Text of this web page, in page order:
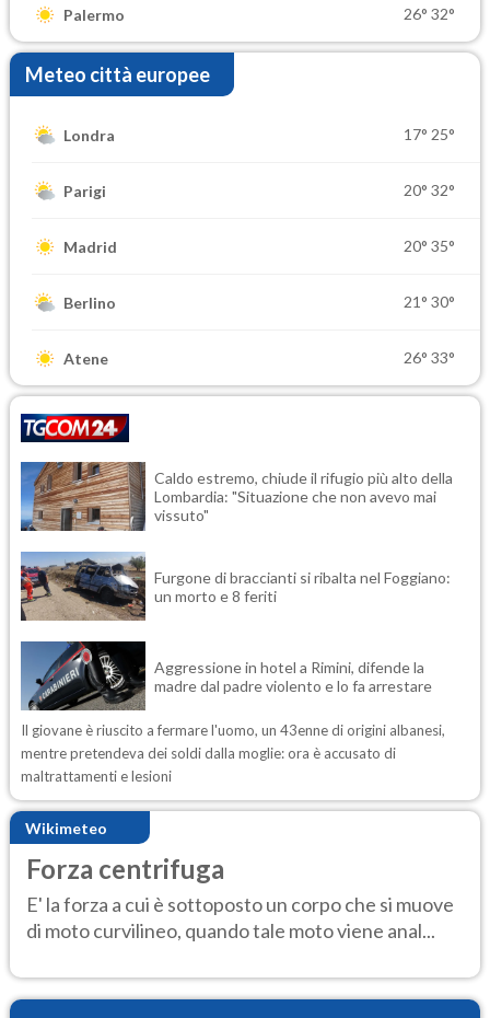
Palermo 26° 32°
Meteo città europee
Londra 17° 25°
Parigi 20° 32°
Madrid 20° 35°
Berlino 21° 30°
Atene 26° 33°
Caldo estremo, chiude il rifugio più alto della
Lombardia: "Situazione che non avevo mai
vissuto"
Furgone di braccianti si ribalta nel Foggiano:
un morto e 8 feriti
Aggressione in hotel a Rimini, difende la
madre dal padre violento e lo fa arrestare
Il giovane è riuscito a fermare l'uomo, un 43enne di origini albanesi,
mentre pretendeva dei soldi dalla moglie: ora è accusato di
maltrattamenti e lesioni
Wikimeteo
Forza centrifuga
E' la forza a cui è sottoposto un corpo che si muove
di moto curvilineo, quando tale moto viene anal...